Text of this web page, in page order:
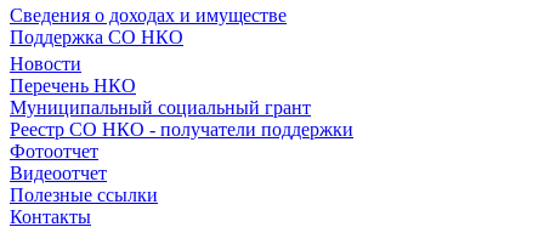
Сведения о доходах и имуществе
Поддержка СО НКО
Новости
Перечень НКО
Муниципальный социальный грант
Реестр СО НКО - получатели поддержки
Фотоотчет
Видеоотчет
Полезные ссылки
Контакты